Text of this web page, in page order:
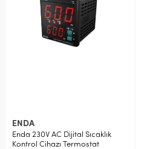
ENDA
Enda 230V AC Dijital Sıcaklık
Kontrol Cihazı Termostat